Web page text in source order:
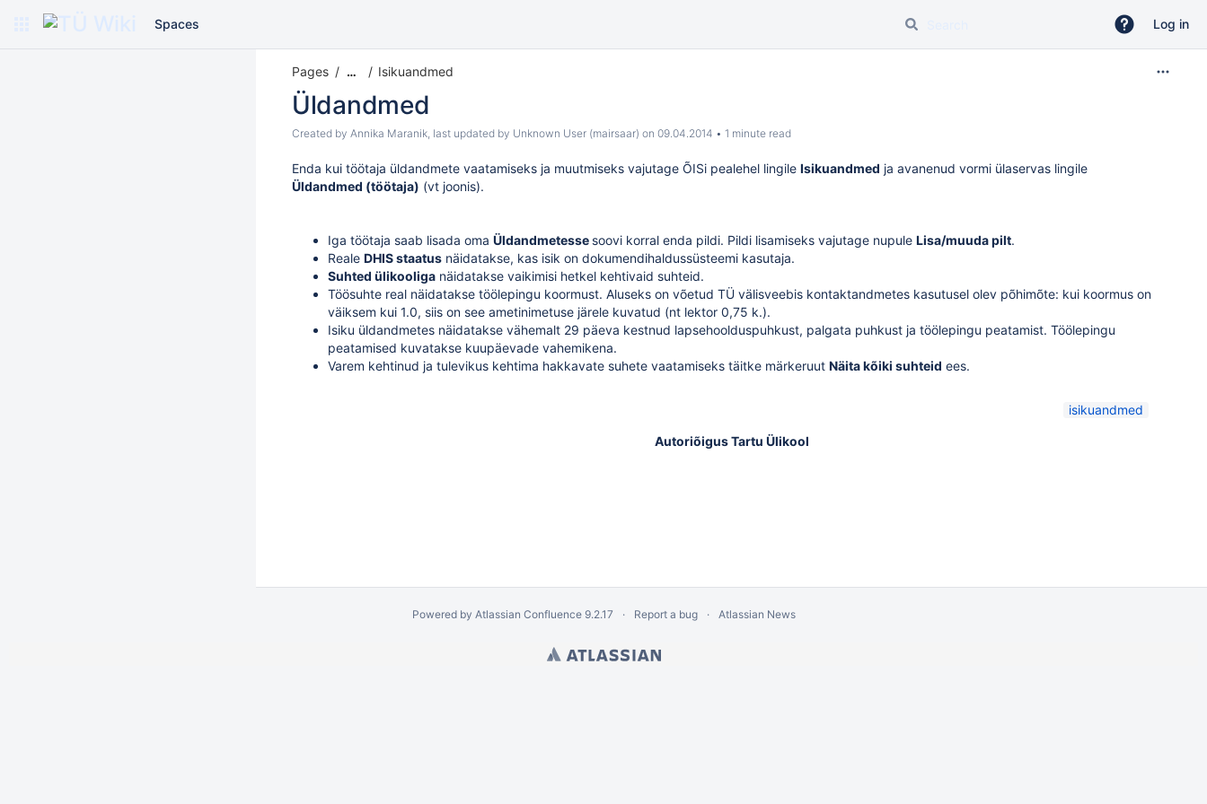
Spaces Log in
Pages … Isikuandmed
Üldandmed
Created by Annika Maranik, last updated by Unknown User (mairsaar) on 09.04.2014 1 minute read
Enda kui töötaja üldandmete vaatamiseks ja muutmiseks vajutage ÕISi pealehel lingile Isikuandmed ja avanenud vormi ülaservas lingile
Üldandmed (töötaja) (vt joonis).
Iga töötaja saab lisada oma Üldandmetesse soovi korral enda pildi. Pildi lisamiseks vajutage nupule Lisa/muuda pilt.
Reale DHIS staatus näidatakse, kas isik on dokumendihaldussüsteemi kasutaja.
Suhted ülikooliga näidatakse vaikimisi hetkel kehtivaid suhteid.
Töösuhte real näidatakse töölepingu koormust. Aluseks on võetud TÜ välisveebis kontaktandmetes kasutusel olev põhimõte: kui koormus on
väiksem kui 1.0, siis on see ametinimetuse järele kuvatud (nt lektor 0,75 k.).
Isiku üldandmetes näidatakse vähemalt 29 päeva kestnud lapsehoolduspuhkust, palgata puhkust ja töölepingu peatamist. Töölepingu
peatamised kuvatakse kuupäevade vahemikena.
Varem kehtinud ja tulevikus kehtima hakkavate suhete vaatamiseks täitke märkeruut Näita kõiki suhteid ees.
isikuandmed
Autoriõigus Tartu Ülikool
Powered by Atlassian Confluence 9.2.17 Report a bug Atlassian News